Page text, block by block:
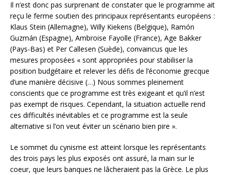
Il n’est donc pas surprenant de constater que le programme ait
reçu le ferme soutien des principaux représentants européens :
Klaus Stein (Allemagne), Willy Kiekens (Belgique), Ramón
Guzmán (Espagne), Ambroise Fayolle (France), Age Bakker
(Pays-Bas) et Per Callesen (Suède), convaincus que les
mesures proposées « sont appropriées pour stabiliser la
position budgétaire et relever les défis de l’économie grecque
d’une manière décisive (…) Nous sommes pleinement
conscients que ce programme est très exigeant et qu’il n’est
pas exempt de risques. Cependant, la situation actuelle rend
ces difficultés inévitables et ce programme est la seule
alternative si l’on veut éviter un scénario bien pire ».
Le sommet du cynisme est atteint lorsque les représentants
des trois pays les plus exposés ont assuré, la main sur le
coeur, que leurs banques ne lâcheraient pas la Grèce. Le plus